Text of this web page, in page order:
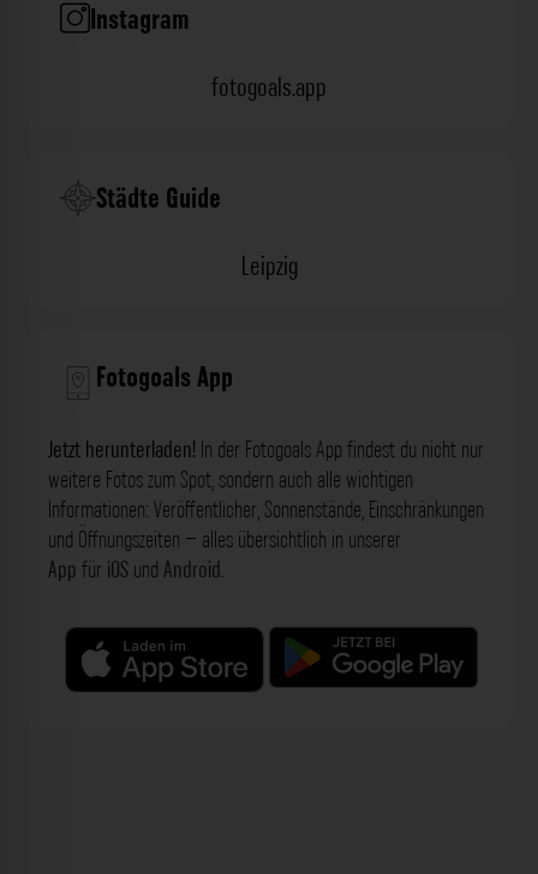
Instagram
fotogoals.app
Städte Guide
Leipzig
Fotogoals App
Jetzt herunterladen! In der Fotogoals App findest du nicht nur
weitere Fotos zum Spot, sondern auch alle wichtigen
Informationen: Veröffentlicher, Sonnenstände, Einschränkungen
und Öffnungszeiten – alles übersichtlich in unserer
App für iOS und Android.